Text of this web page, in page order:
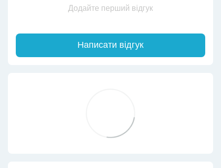
Додайте перший відгук
Написати відгук